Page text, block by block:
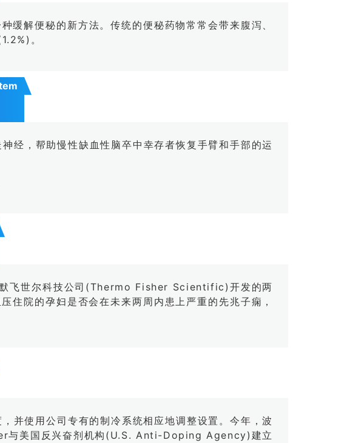
解便秘的新方法。传统的便秘药物常常会带来腹泻、
。
，帮助慢性缺血性脑卒中幸存者恢复手臂和手部的运
默飞世尔科技公司(Thermo Fisher Scientific)开发的两
住院的孕妇是否会在未来两周内患上严重的先兆子痫，
并使用公司专有的制冷系统相应地调整设置。今年，波
与美国反兴奋剂机构(U.S. Anti-Doping Agency)建立